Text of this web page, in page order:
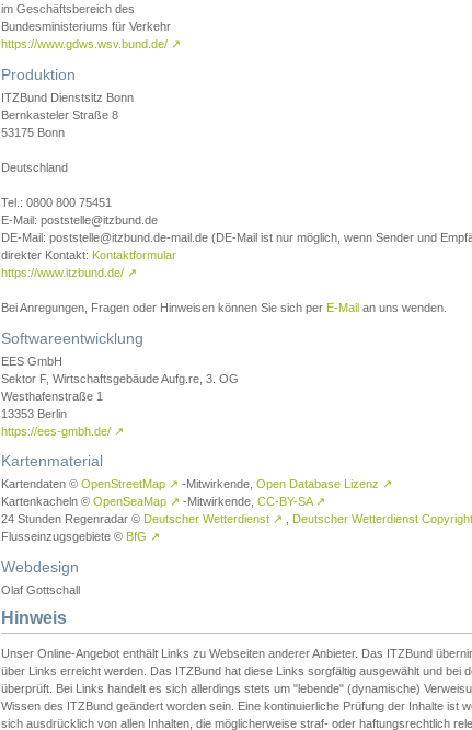
im Geschäftsbereich des
Bundesministeriums für Verkehr
https://www.gdws.wsv.bund.de/ ↗
Produktion
ITZBund Dienstsitz Bonn
Bernkasteler Straße 8
53175 Bonn
Deutschland
Tel.: 0800 800 75451
E-Mail: poststelle@itzbund.de
DE-Mail: poststelle@itzbund.de-mail.de (DE-Mail ist nur möglich, wenn Sender und
direkter Kontakt: Kontaktformular
https://www.itzbund.de/ ↗
Bei Anregungen, Fragen oder Hinweisen können Sie sich per E-Mail an uns wenden.
Softwareentwicklung
EES GmbH
Sektor F, Wirtschaftsgebäude Aufg.re, 3. OG
Westhafenstraße 1
13353 Berlin
https://ees-gmbh.de/ ↗
Kartenmaterial
Kartendaten © OpenStreetMap ↗ -Mitwirkende, Open Database Lizenz ↗
Kartenkacheln © OpenSeaMap ↗ -Mitwirkende, CC-BY-SA ↗
24 Stunden Regenradar © Deutscher Wetterdienst ↗ Deutscher Wetterdienst Copyright
Flusseinzugsgebiete © BfG ↗
Webdesign
Olaf Gottschall
Hinweis
Unser Online-Angebot enthält Links zu Webseiten anderer Anbieter. Das ITZBund
über Links erreicht werden. Das ITZBund hat diese Links sorgfältig ausgewählt und bei
überprüft. Bei Links handelt es sich allerdings stets um "lebende" (dynamische)
Wissen des ITZBund geändert worden sein. Eine kontinuierliche Prüfung der Inhalte ist
sich ausdrücklich von allen Inhalten, die möglicherweise straf- oder haftungsrechtlich